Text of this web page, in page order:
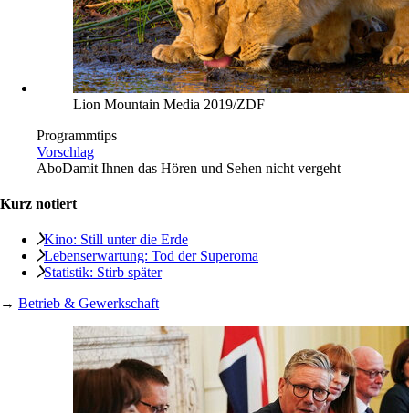
Lion Mountain Media 2019/ZDF
Programmtips
Vorschlag
AboDamit Ihnen das Hören und Sehen nicht vergeht
Kurz notiert
Kino: Still unter die Erde
Lebenserwartung: Tod der Superoma
Statistik: Stirb später
→ Betrieb & Gewerkschaft